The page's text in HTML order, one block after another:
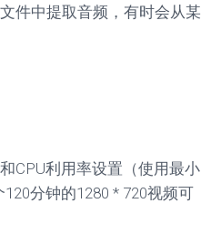
件中提取音频，有时会从某
CPU利用率设置（使用最小
分钟的1280 * 720视频可